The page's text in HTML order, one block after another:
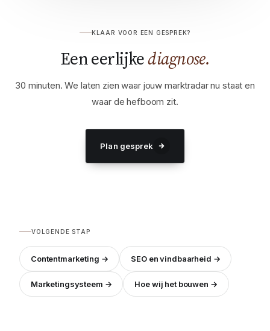
KLAAR VOOR EEN GESPREK?
Een eerlijkediagnose.
30 minuten. We laten zien waar jouw marktradar nu staat en
waar de hefboom zit.
Plan gesprek
VOLGENDE STAP
Contentmarketing → SEO en vindbaarheid →
Marketingsysteem → Hoe wij het bouwen →